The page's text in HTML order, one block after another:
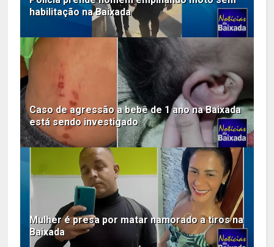
habilitação na Baixada
Caso de agressão a bebê de 1 ano na Baixada
está sendo investigado
Mulher é presa por matar namorado a tiros na
Baixada